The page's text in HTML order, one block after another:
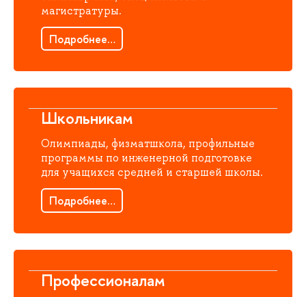
магистратуры.
Подробнее…
Школьникам
Олимпиады, физматшкола, профильные
программы по инженерной подготовке
для учащихся средней и старшей школы.
Подробнее…
Профессионалам